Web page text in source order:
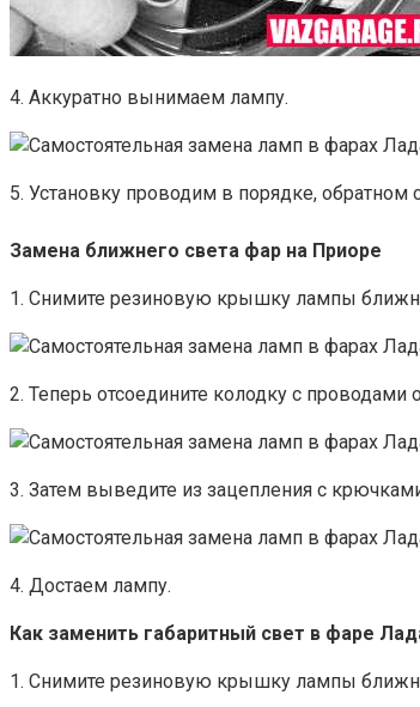
4. Аккуратно вынимаем лампу.
5. Установку проводим в порядке, обратном
Замена ближнего света фар на Приоре
1. Снимите резиновую крышку лампы
2. Теперь отсоедините колодку с
3. Затем выведите из зацепления с
4. Достаем лампу.
Как заменить габаритный свет в фаре
1. Снимите резиновую крышку лампы